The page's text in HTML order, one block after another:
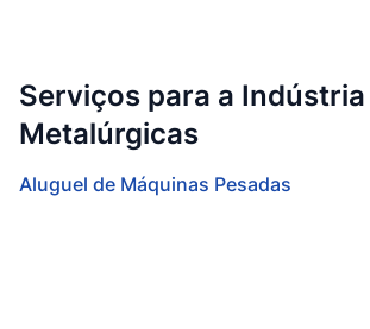
Serviços para a Indústria
Metalúrgicas
Aluguel de Máquinas Pesadas